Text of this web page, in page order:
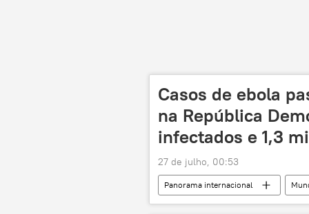
Casos de ebola
na República
infectados e 1,3
27 de julho, 00:53
Panorama internacional
República Democrática do Congo